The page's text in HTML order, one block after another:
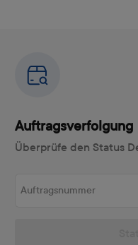
Auftragsverfolgung
Überprüfe den Status